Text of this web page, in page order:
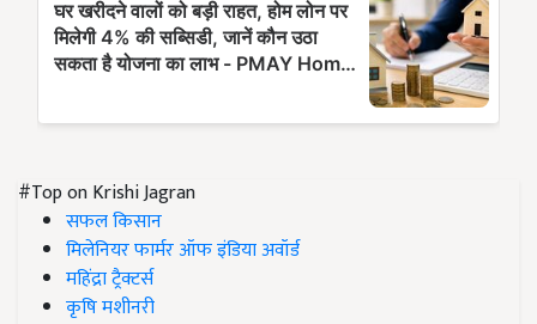
#Top on Krishi Jagran
सफल किसान
मिलेनियर फार्मर ऑफ इंडिया अवॉर्ड
महिंद्रा ट्रैक्टर्स
कृषि मशीनरी